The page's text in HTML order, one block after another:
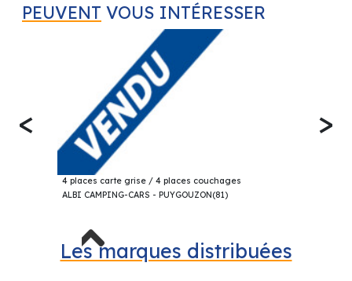
PEUVENT VOUS INTÉRESSER
<
DREAMER D 55 UP FOURGON 2025
4 places carte grise / 4 places couchages
ALBI CAMPING-CARS - PUYGOUZON(81)
>
Les marques distribuées
Previous